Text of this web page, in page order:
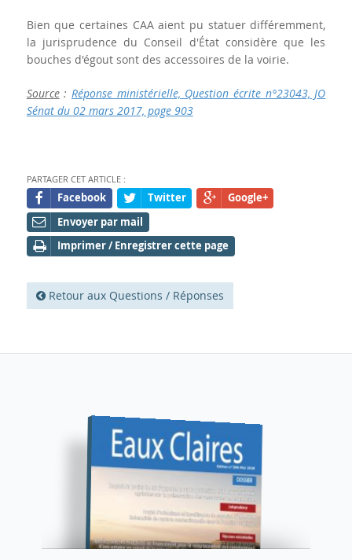
Bien que certaines CAA aient pu statuer différemment,
la jurisprudence du Conseil d'État considère que les
bouches d'égout sont des accessoires de la voirie.
Source:Réponse ministérielle, Question écrite n°23043, JO
Sénat du 02 mars 2017, page 903
PARTAGER CET ARTICLE :
Facebook Twitter
Google+
Envoyer par mail
Imprimer / Enregistrer cette page
Retour aux Questions / Réponses